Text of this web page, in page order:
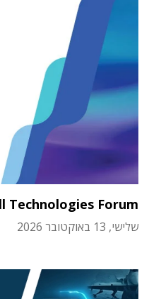
Technologies Forum
שלישי, 13 באוקטובר 2026